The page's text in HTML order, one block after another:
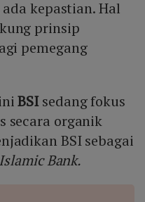
kepastian. Hal
prinsip
pemegang
BSIsedang fokus
secara organik
BSI sebagai
Bank.